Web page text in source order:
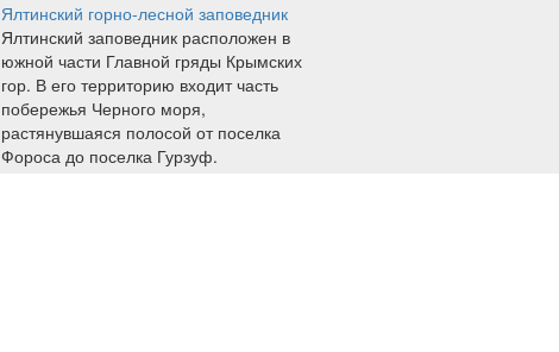
Ялтинский горно-лесной заповедник
Ялтинский заповедник расположен в
южной части Главной гряды Крымских
гор. В его территорию входит часть
побережья Черного моря,
растянувшаяся полосой от поселка
Фороса до поселка Гурзуф.